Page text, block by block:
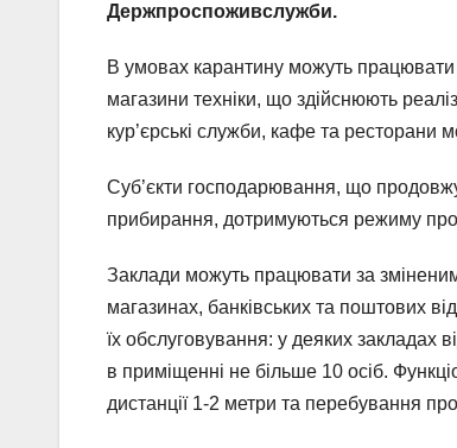
Держпроспоживслужби.
В умовах карантину можуть працювати
магазини техніки, що здійснюють
кур’єрські служби, кафе та ресторани
Суб’єкти господарювання, що
прибирання, дотримуються режиму
Заклади можуть працювати за
магазинах, банківських та поштових
їх обслуговування: у деяких закладах
в приміщенні не більше 10 осіб.
дистанції 1-2 метри та перебування